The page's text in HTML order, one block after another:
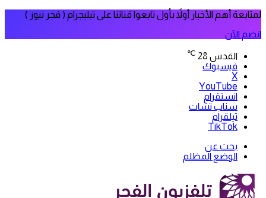
لمتابعة أهم الأخبار أولاً بأول تابعوا قناتنا على تيليجرام ( فجر نيوز )
انضم الآن
القدس 28
℃
فيسبوك
‫X
‫YouTube
انستقرام
سناب تشات
تيلقرام
‫TikTok
بحث عن
الوضع المظلم